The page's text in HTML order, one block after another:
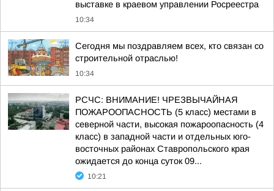
выставке в краевом управлении Росреестра
10:34
Сегодня мы поздравляем всех, кто связан со
строительной отраслью!
10:34
РСЧС: ВНИМАНИЕ! ЧРЕЗВЫЧАЙНАЯ
ПОЖАРООПАСНОСТЬ (5 класс) местами в
северной части, высокая пожароопасность (4
класс) в западной части и отдельных юго-
восточных районах Ставропольского края
ожидается до конца суток 09...
10:21